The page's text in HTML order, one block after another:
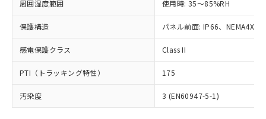
周囲湿度範囲 使用時: 35～85%RH
保護構造 パネル前面: IP66、NEMA4X,
感電保護クラス Class II
PTI（トラッキング特性） 175
汚染度 3 (EN60947-5-1)
ムロン制御機器販売店・当社販売員に
オムロン制御機器販売店や当社販売拠
販売ネットワーク
」をご確認
ください。
在庫状況および標準価格結果を当社の
事前の承諾なく第三者に漏洩または開
マイパーツ機能（部品リスト作成サー
(DIBP) 1000ppm以下
フタル酸エステル類の４物質については閾値を超える意
図的な使用がないことを確認しています。
※2 対応予定月
部品在庫の切り替え状況などにより、予定
月が前後することがあります。
ル) : 1000ppm、
DEHP(フタル酸ビス(2-エチルヘキシル)) : 1000ppm
※2 環境保護使用期限
「ｅ」：有害物質（10物質）のすべてが基
準値以下であることを示します。
「10」：通常の使用状況下において有害物
質が外部に漏えいし、環境に深刻な影響を
ル、化学兵器、生物兵器またはその他
武器並びにこれらの製造装置等に一切
使用いたしません。
当社は、貴社製品を第三者に販売する
場合は、上記1、2および3の内容を当
該第三者に通知します。また当社は、
販売先および販売に係わる関係者が違
法に輸出するおそれがある場合は、取
在庫なし(最新の在庫状況につ
いては、お客様のお取引先、ま
たはお客様担当のオムロン制御
機器販売店・当社販売員にご確
認ください)
受注生産機種、また在庫状況の